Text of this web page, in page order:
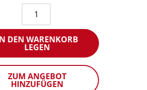
Rollbare
Monoblockpodestleiter
EMG
68
-
Ausstieg
hinten
DEN WARENKORB
LEGEN
ZUM ANGEBOT
HINZUFÜGEN